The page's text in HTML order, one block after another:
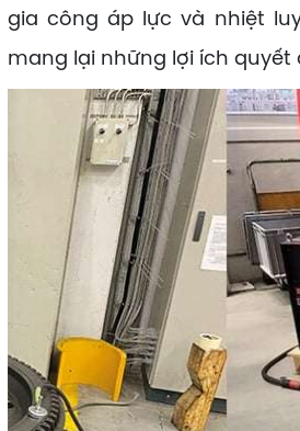
gia công áp lực và nhiệt
mang lại những lợi ích quyết